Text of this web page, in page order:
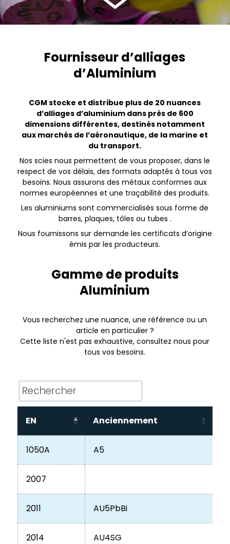
Fournisseur d’alliages
d’Aluminium
CGM stocke et distribue plus de 20 nuances
d’alliages d’aluminium dans près de 600
dimensions différentes, destinés notamment
aux marchés de l’aéronautique, de la marine et
du transport.
Nos scies nous permettent de vous proposer, dans le
respect de vos délais, des formats adaptés à tous vos
besoins. Nous assurons des métaux conformes aux
normes européennes et une traçabilité des produits.
Les aluminiums sont commercialisés sous forme de
barres, plaques, tôles ou tubes .
Nous fournissons sur demande les certificats d’origine
émis par les producteurs.
Gamme de produits
Aluminium
Vous recherchez une nuance, une référence ou un
article en particulier ?
Cette liste n'est pas exhaustive, consultez nous pour
tous vos besoins.
EN Anciennement
1050A A5
2007
2011 AU5PbBi
2014 AU4SG